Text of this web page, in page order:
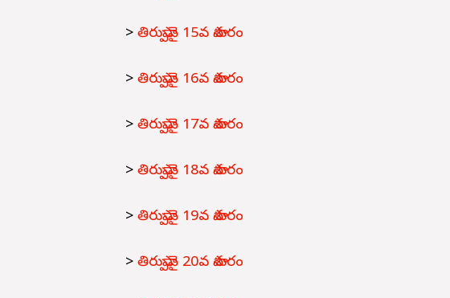
> తిరుప్పావై 15వ పాశురం
> తిరుప్పావై 16వ పాశురం
> తిరుప్పావై 17వ పాశురం
> తిరుప్పావై 18వ పాశురం
> తిరుప్పావై 19వ పాశురం
> తిరుప్పావై 20వ పాశురం